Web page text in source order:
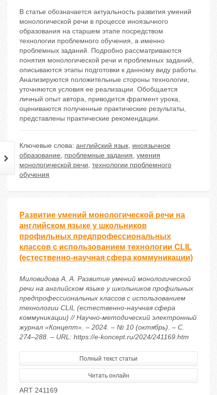
В статье обозначается актуальность развития умений
монологической речи в процессе иноязычного
образования на старшем этапе посредством
технологии проблемного обучения, а именно
проблемных заданий. Подробно рассматриваются
понятия монологической речи и проблемных заданий,
описываются этапы подготовки к данному виду работы.
Анализируются положительные стороны технологии,
уточняются условия ее реализации. Обобщается
личный опыт автора, приводится фрагмент урока,
оцениваются полученные практические результаты,
представлены практические рекомендации.
Ключевые слова: английский язык, иноязычное
образование, проблемные задания, умения
монологической речи, технологии проблемного
обучения
Развитие умений монологической речи на
английском языке у школьников
профильных предпрофессиональных
классов с использованием технологии CLIL
(естественно-научная сфера коммуникации)
Миловидова А. А. Развитие умений монологической
речи на английском языке у школьников профильных
предпрофессиональных классов с использованием
технологии CLIL (естественно-научная сфера
коммуникации) // Научно-методический электронный
журнал «Концепт». – 2024. – № 10 (октябрь). – С.
274–288. – URL: https://e-koncept.ru/2024/241169.htm
Полный текст статьи
Читать онлайн
ART 241169